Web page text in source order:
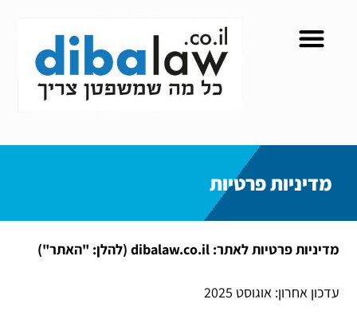
מדיניות פרטיות
מדיניות פרטיות לאתר: dibalaw.co.il (להלן: "האתר")
עדכון אחרון: אוגוסט 2025